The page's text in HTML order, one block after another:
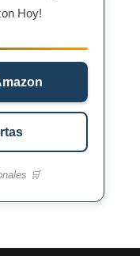
Hoy!
🛒